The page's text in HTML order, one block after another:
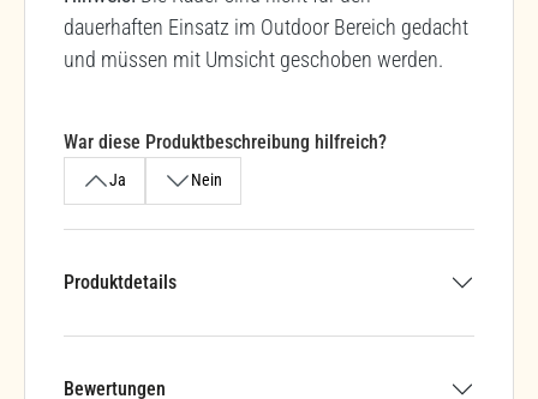
dauerhaften Einsatz im Outdoor Bereich gedacht
und müssen mit Umsicht geschoben werden.
War diese Produktbeschreibung hilfreich?
Ja Nein
Produktdetails
Bewertungen